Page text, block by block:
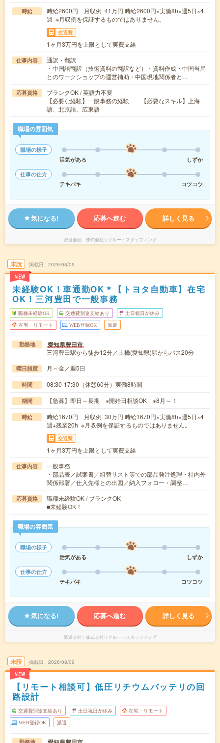
時給
時給2600円 月収例 41万円 時給2600円×実働8h×週5日×4
週 ※月収例を保証するものではありません。
交通費
1ヶ月3万円を上限として実費支給
仕事内容
通訳・翻訳
・中国語翻訳（技術資料の翻訳など）・資料作成・中国当局
とのワークショップの運営補助・中国現地関係者と…
応募資格
ブランクOK / 英語力不要
【必要な経験】一般事務の経験 【必要なスキル】上海
語、北京語、広東語
職場の雰囲気
職場の様子
活気がある
しずか
仕事の仕方
テキパキ
コツコツ
気になる! 応募へ進む 詳しく見る
派遣会社 株式会社リクルートスタッフィング
未読
NEW
掲載日 2026/08/09
未経験OK！車通勤OK＊【トヨタ自動車】在宅
OK！三河豊田で一般事務
職種未経験OK 交通費別途支給あり 土日祝日が休み
在宅・リモート WEB登録OK 派遣
勤務地 愛知県豊田市
三河豊田駅から徒歩12分／土橋(愛知県)駅からバス20分
曜日頻度 月～金／週5日
時間 08:30-17:30（休憩60分）実働8時間
期間 【急募】即日～長期 ※開始日相談OK ※8月～！
時給
時給1670円 月収例 30万円 時給1670円×実働8h×週5日×4
週+残業20h ※月収例を保証するものではありません。
交通費
1ヶ月3万円を上限として実費支給
仕事内容
一般事務
・部品表／試案書／組替リスト等での部品発注処理・社内外
関係部署／仕入先様との出図／納入フォロー・調整…
応募資格
職種未経験OK / ブランクOK
■未経験OK！
職場の雰囲気
職場の様子
活気がある
しずか
仕事の仕方
テキパキ
コツコツ
気になる! 応募へ進む 詳しく見る
派遣会社 株式会社リクルートスタッフィング
未読
NEW
掲載日 2026/08/09
【リモート相談可】低圧リチウムバッテリの回
路設計
交通費別途支給あり 土日祝日が休み 在宅・リモート
WEB登録OK 派遣